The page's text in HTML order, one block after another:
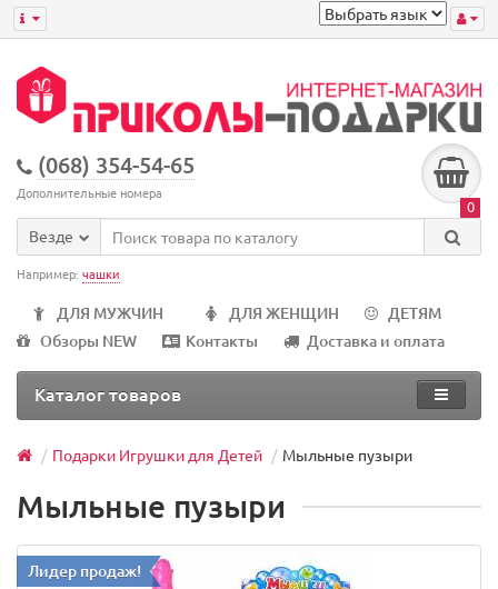
(068) 354-54-65
Дополнительные номера
0
Везде
Например: чашки
ДЛЯ МУЖЧИН ДЛЯ ЖЕНЩИН
ДЕТЯМ
Обзоры NEW
Контакты Доставка и оплата
Каталог товаров
Подарки Игрушки для Детей Мыльные пузыри
Мыльные пузыри
Лидер продаж!